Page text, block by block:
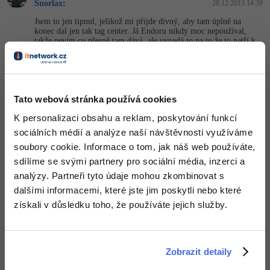
Tato webová stránka používá cookies
K personalizaci obsahu a reklam, poskytování funkcí
sociálních médií a analýze naší návštěvnosti využíváme
soubory cookie. Informace o tom, jak náš web používáte,
sdílíme se svými partnery pro sociální média, inzerci a
analýzy. Partneři tyto údaje mohou zkombinovat s
dalšími informacemi, které jste jim poskytli nebo které
získali v důsledku toho, že používáte jejich služby.
Zobrazit detaily
Snorlax: 28.12.2013 14:39
Jsem to jen tipnul, jelikož mi přijde divný, aby tam úplně na
konec dal jen tak tag center. Já Endoru nikdy moc nepoužíval,
takže nevím co přesně tam dává, ale vypadá to na to že to patří k
+1
Odpovídá na Xin_
hned za footerom sa nachádza
<div style="color:#575757; font-size: 10px;"
ja pouzívam endoru pre svoju stránku, takže viem
reklamu, vložím na koniec
"display:none;"><endora></div>